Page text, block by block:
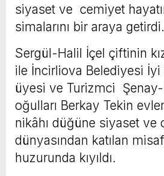
siyaset ve cemiyet
simalarını bir araya getirdi.
Sergül-Halil İçel çiftinin
ile İncirliova Belediyesi İyi
üyesi ve Turizmci Şenay-
oğulları Berkay Tekin
nikâhı düğüne siyaset ve
dünyasından katılan
huzurunda kıyıldı.